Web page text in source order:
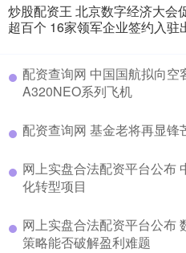
炒股配资王 北京数字经济大会
超百个 16家领军企业签约入驻
配资查询网 中国国航拟向空
A320NEO系列飞机
配资查询网 基金老将再显
网上实盘合法配资平台公布
化转型项目
网上实盘合法配资平台公布
策略能否破解盈利难题